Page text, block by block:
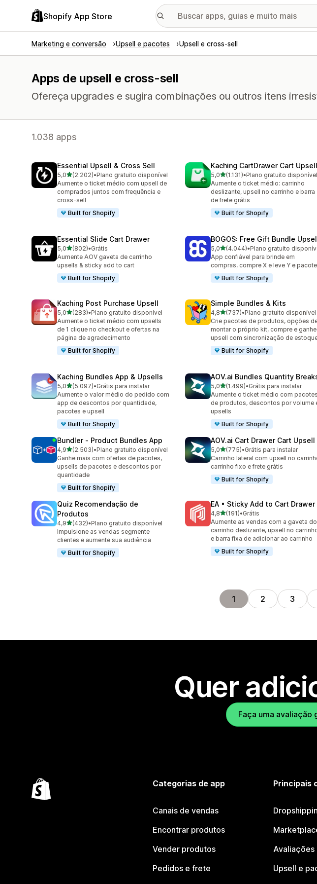
Shopify App Store
Marketing e conversão Upsell e pacotes Upsell e cross-sell
Apps de upsell e cross-sell
Ofereça upgrades e sugira combinações ou outros itens
1.038 apps
Essential Upsell & Cross Sell
5,0de 5 estrelas
(2.202)
2202 avaliações ao todo
•Plano gratuito disponível
Aumente o ticket médio com upsell de
comprados juntos com frequência e
cross-sell
Built for Shopify
Kaching CartDrawer Cart Upsell
5,0de 5 estrelas
(1.131)
1131 avaliações ao todo
•Plano gratuito disponível
Aumente o ticket médio: carrinho
deslizante, upsell no carrinho e barra
de frete grátis
Built for Shopify
Essential Slide Cart Drawer
5,0de 5 estrelas
(802)
802 avaliações ao todo
•Grátis
Aumente AOV gaveta de carrinho
upsells & sticky add to cart
Built for Shopify
BOGOS: Free Gift Bundle
5,0de 5 estrelas
(4.044)
4044 avaliações ao todo
•Plano gratuito
App confiável para brinde em
compras, compre X e leve Y e
Built for Shopify
Kaching Post Purchase Upsell
5,0de 5 estrelas
(283)
283 avaliações ao todo
•Plano gratuito disponível
Aumente o ticket médio com upsells
de 1 clique no checkout e ofertas na
página de agradecimento
Built for Shopify
Simple Bundles & Kits
4,8de 5 estrelas
(737)
737 avaliações ao todo
•Plano gratuito disponível
Crie pacotes de produtos, opções
montar o próprio kit, compre e
upsell com sincronização de
Built for Shopify
Kaching Bundles App & Upsells
5,0de 5 estrelas
(5.097)
5097 avaliações ao todo
•Grátis para instalar
Aumente o valor médio do pedido com
app de descontos por quantidade,
pacotes e upsell
Built for Shopify
AOV.ai Bundles Quantity
5,0de 5 estrelas
(1.499)
1499 avaliações ao todo
•Grátis para instalar
Aumente o ticket médio com pacotes
de produtos, descontos por volume
upsells
Built for Shopify
Bundler ‑ Product Bundles App
4,9de 5 estrelas
(2.503)
2503 avaliações ao todo
•Plano gratuito disponível
Ganhe mais com ofertas de pacotes,
upsells de pacotes e descontos por
quantidade
Built for Shopify
AOV.ai Cart Drawer Cart Upsell
5,0de 5 estrelas
(775)
775 avaliações ao todo
•Grátis para instalar
Carrinho lateral com upsell no
carrinho fixo e frete grátis
Built for Shopify
Quiz Recomendação de
Produtos
4,9de 5 estrelas
(432)
432 avaliações ao todo
•Plano gratuito disponível
Impulsione as vendas segmente
clientes e aumente sua audiência
Built for Shopify
EA • Sticky Add to Cart Drawer
4,8de 5 estrelas
(191)
191 avaliações ao todo
•Grátis
Aumente as vendas com a gaveta do
carrinho deslizante, upsell no
e barra fixa de adicionar ao carrinho
Built for Shopify
1 2 3
Quer
Faça uma avaliação
Categorias de app
Canais de vendas
Encontrar produtos
Vender produtos
Pedidos e frete
Principais
Upsell e